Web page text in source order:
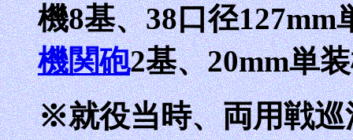
機8基、38口径127mm
機関砲2基、20mm単
※就役当時、両用戦巡